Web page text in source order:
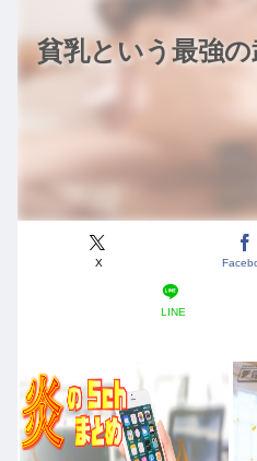
貧乳という最強の
X
LINE